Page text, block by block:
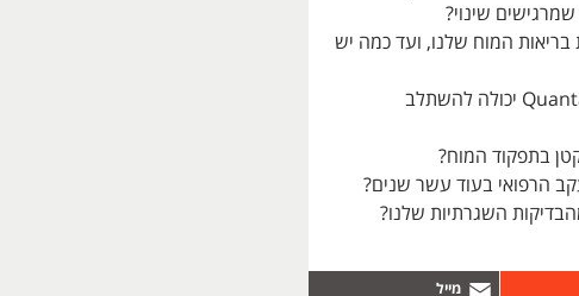
שינוי?
המוח שלנו, ועד כמה יש
כיצד הטכנולוגיה של חברה כמו QuantalX יכולה להשתלב
בתפקוד המוח?
הרפואי בעוד עשר שנים?
השגרתיות שלנו?